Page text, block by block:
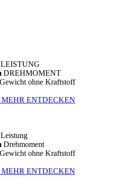
LEISTUNG
DREHMOMENT
Gewicht ohne Kraftstoff
MEHR ENTDECKEN
Leistung
Drehmoment
Gewicht ohne Kraftstoff
MEHR ENTDECKEN